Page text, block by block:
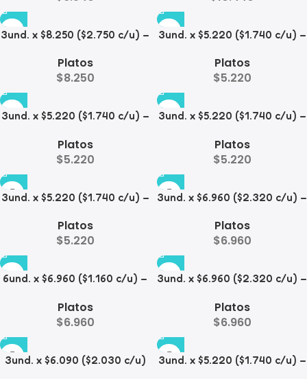
3und. x $8.250 ($2.750 c/u) –
Mascotas con Diseño de
Gatos
Platos
$8.250
3und. x $5.220 ($1.740 c/u) –
Mascotas Texturizado
Platos
$5.220
3und. x $5.220 ($1.740 c/u) –
Mascotas Diseño Pastel
Platos
$5.220
3und. x $5.220 ($1.740 c/u) –
Mascotas con Diseños
Estampados
Platos
$5.220
3und. x $5.220 ($1.740 c/u) –
Mascotas con Diseño
Platos
$5.220
3und. x $6.960 ($2.320 c/u) –
Mascotas con Patitas
Platos
$6.960
6und. x $6.960 ($1.160 c/u) –
Mascotas
Platos
$6.960
3und. x $6.960 ($2.320 c/u) –
Pollito
Platos
$6.960
3und. x $6.090 ($2.030 c/u)
3und. x $5.220 ($1.740 c/u) –